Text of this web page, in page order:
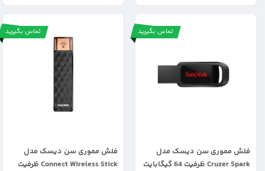
تماس بگیرید
فلش مموری سن دیسک مدل
Cruzer Spark ظرفیت 64 گیگابایت
تماس بگیرید
فلش مموری سن دیسک مدل
Connect Wireless Stick ظرفیت